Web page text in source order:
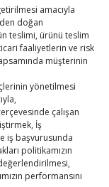
amacıyla
doğan
teslimi, ürünü teslim
faaliyetlerin ve risk
müşterinin
yönetilmesi
çalışan
İş
iş başvurusunda
politikamızın
performansını
29
30